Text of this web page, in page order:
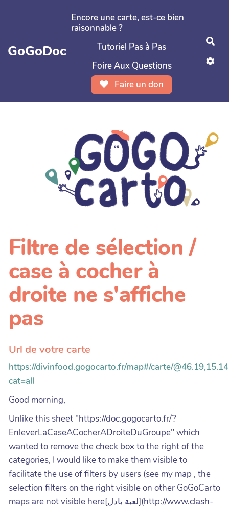
Aller au contenu principal
GoGoDoc
Encore une carte, est-ce bien
raisonnable ?
Tutoriel Pas à Pas
Foire Aux Questions
Faire un don
Filtre de sélection /
case à cocher à
droite ne s'affiche
pas
Url de votre carte
https://divinfood.gogocarto.fr/map#/carte/
cat=all
Good morning,
Unlike this sheet "https://doc.gogocarto.fr/?
EnleverLaCaseACocherADroiteDuGroupe" which
wanted to remove the check box to the right of the
categories, I would like to make them visible to
facilitate the use of filters by users (see my map , the
selection filters on the right visible on other GoGoCarto
maps are not visible here[لعبة بادل](http://www.clash-